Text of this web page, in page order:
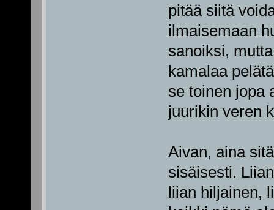
pitää siitä
ilmaisemaan
sanoiksi,
kamalaa
se toinen jopa
juurikin veren
Aivan, aina
sisäisesti.
liian hiljainen,